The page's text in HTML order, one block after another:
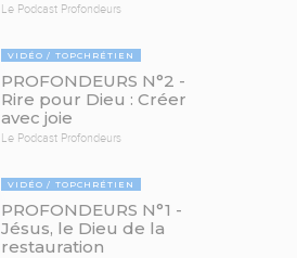
Le Podcast Profondeurs
VIDÉO TOPCHRÉTIEN
PROFONDEURS N°2 -
Rire pour Dieu : Créer
avec joie
Le Podcast Profondeurs
VIDÉO TOPCHRÉTIEN
PROFONDEURS N°1 -
Jésus, le Dieu de la
restauration